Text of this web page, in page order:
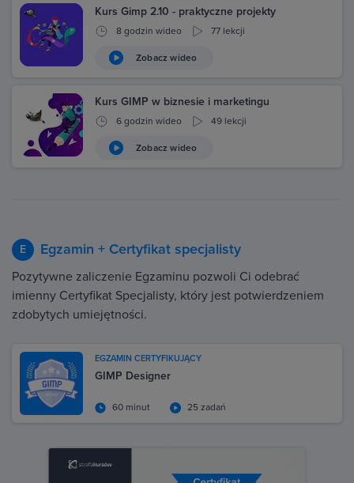
Kurs Gimp 2.10 - praktyczne projekty
8 godzin wideo 77 lekcji
Zobacz wideo
Kurs GIMP w biznesie i marketingu
6 godzin wideo 49 lekcji
Zobacz wideo
E Egzamin + Certyfikat specjalisty
Pozytywne zaliczenie Egzaminu pozwoli Ci odebrać
imienny Certyfikat Specjalisty, który jest potwierdzeniem
zdobytych umiejętności.
EGZAMIN CERTYFIKUJĄCY
GIMP Designer
60 minut 25 zadań